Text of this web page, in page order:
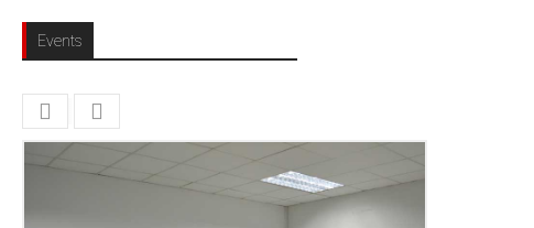
Events